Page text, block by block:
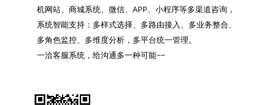
机网站、商城系统、微信、APP、小程序等多渠道咨询，
系统智能支持：多样式选择、多路由接入、多业务整合、
多角色监控、多维度分析，多平台统一管理。
一洽客服系统，给沟通多一种可能~~